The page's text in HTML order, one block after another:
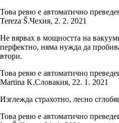
Това ревю е автоматично
Tereza Š.Чехия, 2. 2. 2021
Не вярвах в мощността на
перфектно, няма нужда да
втори.
Това ревю е автоматично
Martina K.Словакия, 22. 1. 2021
Изглежда страхотно, лесно
Това ревю е автоматично